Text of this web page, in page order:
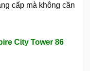
cấp mà không cần
City Tower 86